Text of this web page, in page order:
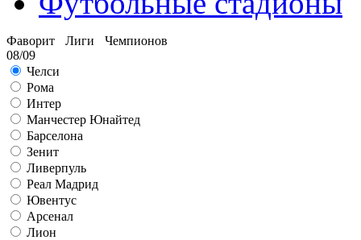
Фаворит Лиги Чемпионов
08/09
Челси
Рома
Интер
Манчестер Юнайтед
Барселона
Зенит
Ливерпуль
Реал Мадрид
Ювентус
Арсенал
Лион